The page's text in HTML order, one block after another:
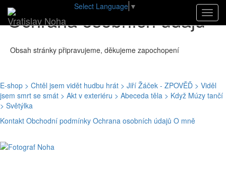
Vratislav Noha
Select Language ▼
Ochrana osobních údajů
Obsah stránky připravujeme, děkujeme zapochopení
E-shop > Chtěl jsem vidět hudbu hrát > Jiří Žáček - ZPOVĚĎ > Viděl
jsem smrt se smát > Akt v exteriéru > Abeceda těla > Když Múzy tančí
> Světýlka
Kontakt Obchodní podmínky Ochrana osobních údajů O mně